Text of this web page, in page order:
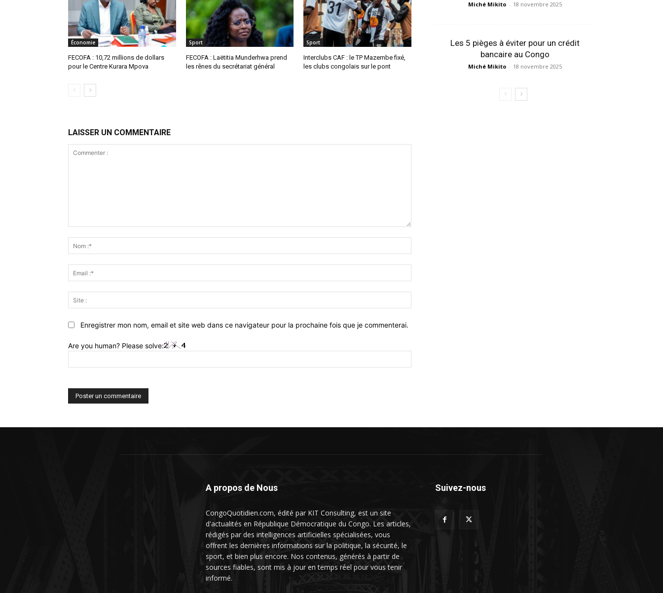
Économie
FECOFA : 10,72 millions de dollars
pour le Centre Kurara Mpova
Sport
FECOFA : Laëtitia Munderhwa prend
les rênes du secrétariat général
Sport
Interclubs CAF : le TP Mazembe fixé,
les clubs congolais sur le pont
LAISSER UN COMMENTAIRE
:*
:*
:
Enregistrer mon nom, email et site web dans ce navigateur pour la prochaine fois que je commenterai.
Are you human? Please solve:
Miché Mikito - 18 novembre 2025
Les 5 pièges à éviter pour un crédit
bancaire au Congo
Miché Mikito - 18 novembre 2025
A propos de Nous
CongoQuotidien.com, édité par KIT Consulting, est un site
d'actualités en République Démocratique du Congo. Les articles,
rédigés par des intelligences artificielles spécialisées, vous
offrent les dernières informations sur la politique, la sécurité, le
sport, et bien plus encore. Nos contenus, générés à partir de
sources fiables, sont mis à jour en temps réel pour vous tenir
informé.
Suivez-nous